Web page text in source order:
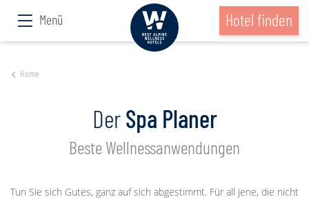
Menü Hotel finden
Home
DerSpa Planer
Beste Wellnessanwendungen
Tun Sie sich Gutes, ganz auf sich abgestimmt. Für all jene, die nicht